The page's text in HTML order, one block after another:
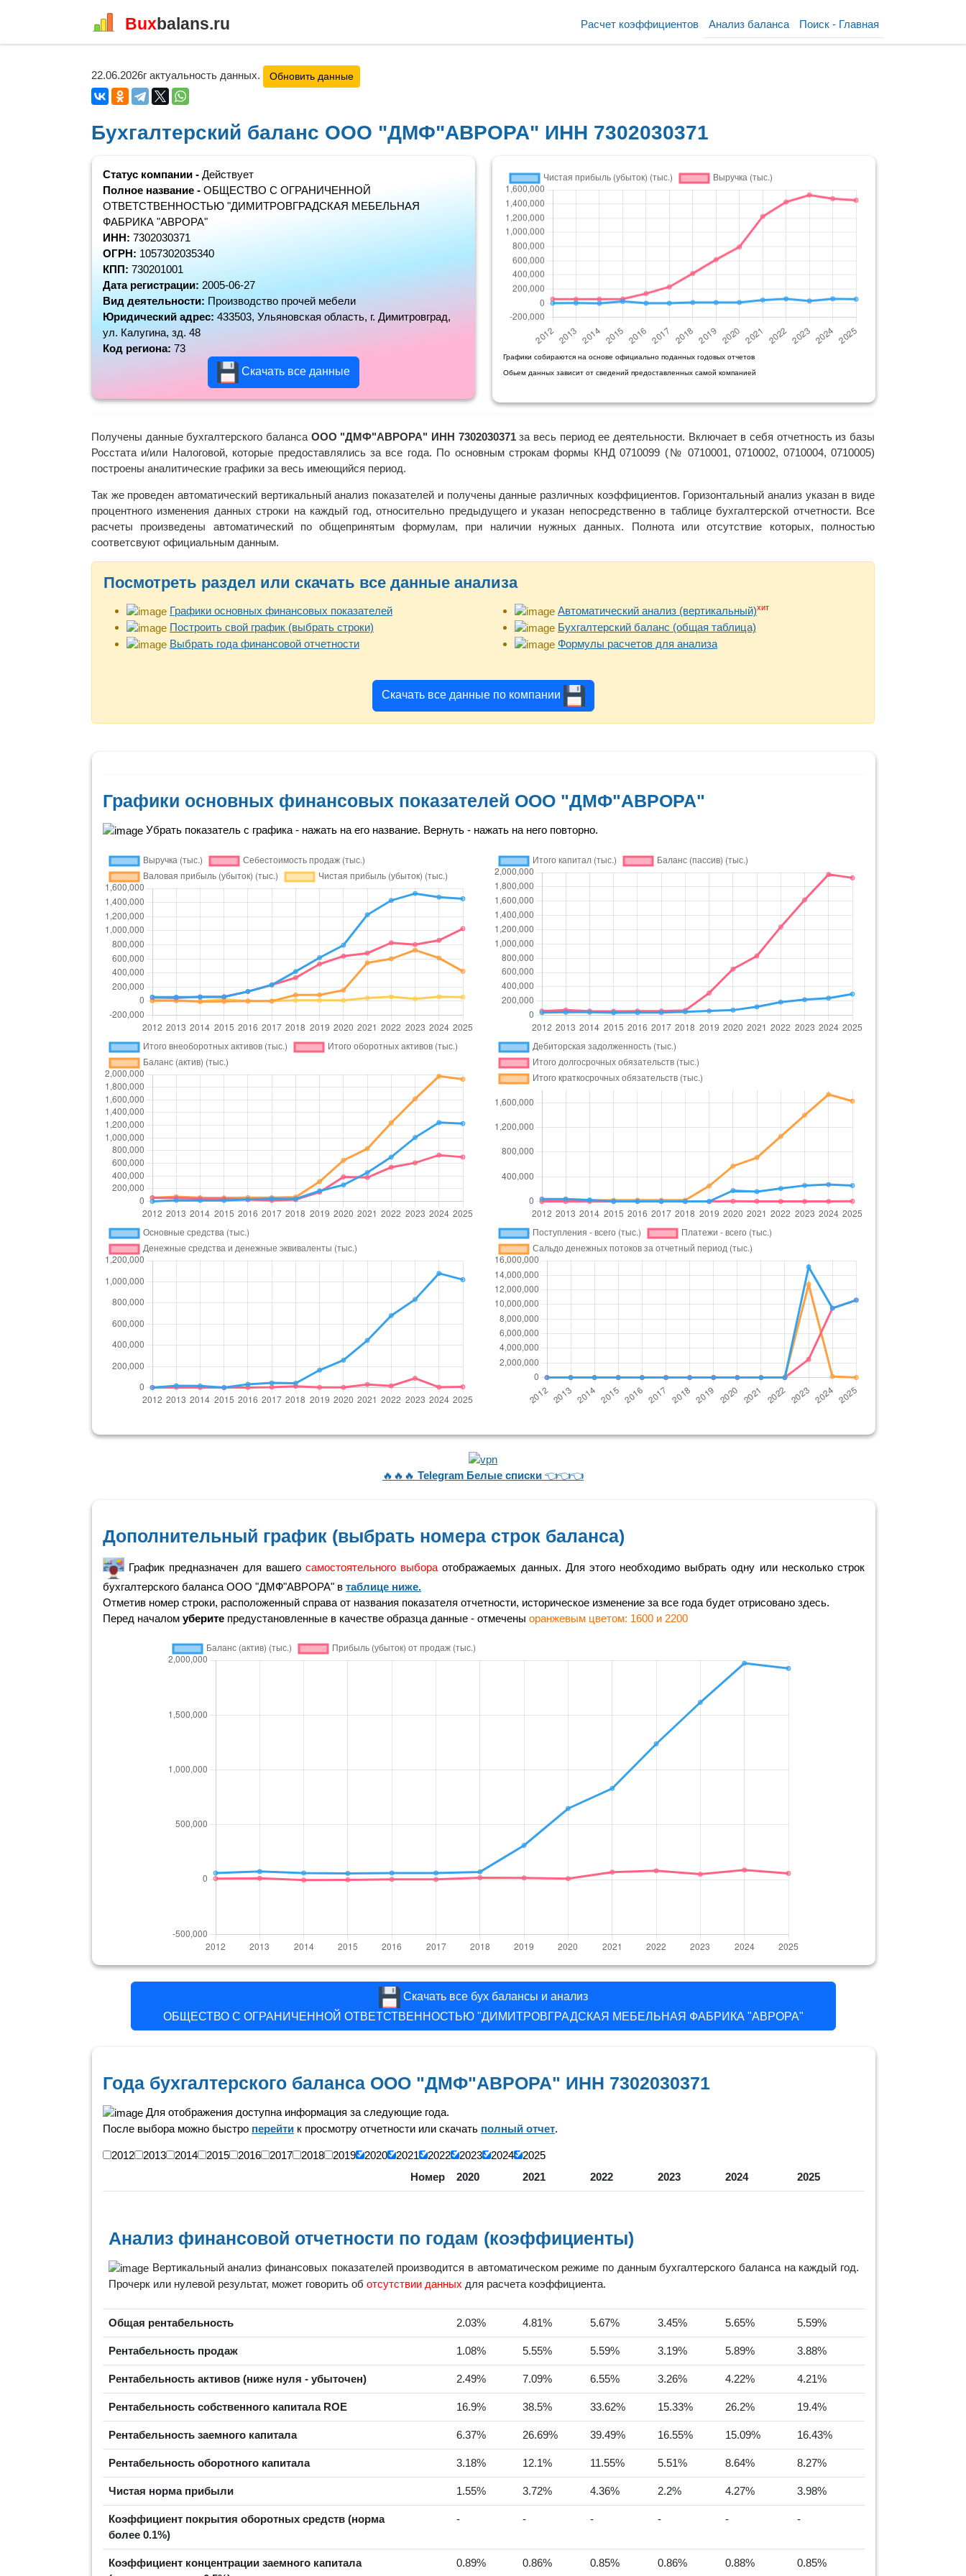
Buxbalans.ru Поиск - Главная
Анализ баланса
Расчет коэффициентов
22.06.2026г актуальность данных. Обновить данные
Бухгалтерский баланс ООО "ДМФ"АВРОРА" ИНН 7302030371
Статус компании - Действует
Полное название - ОБЩЕСТВО С ОГРАНИЧЕННОЙ
ОТВЕТСТВЕННОСТЬЮ "ДИМИТРОВГРАДСКАЯ МЕБЕЛЬНАЯ
ФАБРИКА "АВРОРА"
ИНН: 7302030371
ОГРН: 1057302035340
КПП: 730201001
Дата регистрации: 2005-06-27
Вид деятельности: Производство прочей мебели
Юридический адрес: 433503, Ульяновская область, г. Димитровград,
ул. Калугина, зд. 48
Код региона: 73
Скачать все данные
Графики собираются на основе официально поданных годовых отчетов
Обьем данных зависит от сведений предоставленных самой компанией
Получены данные бухгалтерского баланса ООО "ДМФ"АВРОРА" ИНН 7302030371за весь период ее деятельности. Включает в себя отчетность из базы
Росстата и/или Налоговой, которые предоставлялись за все года. По основным строкам формы КНД 0710099 (№ 0710001, 0710002, 0710004, 0710005)
построены аналитические графики за весь имеющийся период.
Так же проведен автоматический вертикальный анализ показателей и получены данные различных коэффициентов. Горизонтальный анализ указан в виде
процентного изменения данных строки на каждый год, относительно предыдущего и указан непосредственно в таблице бухгалтерской отчетности. Все
расчеты произведены автоматический по общепринятым формулам, при наличии нужных данных. Полнота или отсутствие которых, полностью
соответсвуют официальным данным.
Посмотреть раздел или скачать все данные анализа
Графики основных финансовых показателей
Построить свой график (выбрать строки)
Выбрать года финансовой отчетности
Автоматический анализ (вертикальный)хит
Бухгалтерский баланс (общая таблица)
Формулы расчетов для анализа
Скачать все данные по компании
Графики основных финансовых показателей ООО "ДМФ"АВРОРА"
Убрать показатель с графика - нажать на его название. Вернуть - нажать на него повторно.
🔥🔥🔥 Telegram Белые списки 👈👈👈
Дополнительный график (выбрать номера строк баланса)
График предназначен для вашего самостоятельного выбора отображаемых данных. Для этого необходимо выбрать одну или несколько строк
бухгалтерского баланса ООО "ДМФ"АВРОРА" в таблице ниже.
Отметив номер строки, расположенный справа от названия показателя отчетности, историческое изменение за все года будет отрисовано здесь.
Перед началом уберите предустановленные в качестве образца данные - отмечены оранжевым цветом: 1600 и 2200
Скачать все бух балансы и анализ
ОБЩЕСТВО С ОГРАНИЧЕННОЙ ОТВЕТСТВЕННОСТЬЮ "ДИМИТРОВГРАДСКАЯ МЕБЕЛЬНАЯ ФАБРИКА "АВРОРА"
Года бухгалтерского баланса ООО "ДМФ"АВРОРА" ИНН 7302030371
Для отображения доступна информация за следующие года.
После выбора можно быстро перейти к просмотру отчетности или скачать полный отчет.
2012 2013 2014 2015 2016 2017 2018 2019 2020 2021 2022 2023 2024
2025
Номер
2020 2021 2022 2023 2024 2025
Анализ финансовой отчетности по годам (коэффициенты)
Вертикальный анализ финансовых показателей производится в автоматическом режиме по данным бухгалтерского баланса на каждый год.
Прочерк или нулевой результат, может говорить об отсутствии данных для расчета коэффициента.
Общая рентабельность 2.03% 4.81% 5.67% 3.45% 5.65% 5.59%
Рентабельность продаж 1.08% 5.55% 5.59% 3.19% 5.89% 3.88%
Рентабельность активов (ниже нуля - убыточен) 2.49% 7.09% 6.55% 3.26% 4.22% 4.21%
Рентабельность собственного капитала ROE 16.9% 38.5% 33.62% 15.33% 26.2% 19.4%
Рентабельность заемного капитала 6.37% 26.69% 39.49% 16.55% 15.09% 16.43%
Рентабельность оборотного капитала 3.18% 12.1% 11.55% 5.51% 8.64% 8.27%
Чистая норма прибыли 1.55% 3.72% 4.36% 2.2% 4.27% 3.98%
Коэффициент покрытия оборотных средств (норма
более 0.1%)
- - - - - -
Коэффициент концентрации заемного капитала
0.89% 0.86% 0.85% 0.86% 0.88% 0.85%